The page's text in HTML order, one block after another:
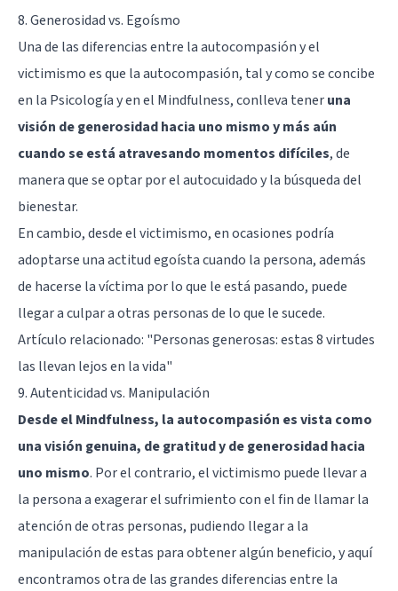
8. Generosidad vs. Egoísmo
Una de las diferencias entre la autocompasión y el
victimismo es que la autocompasión, tal y como se concibe
en la Psicología y en el Mindfulness, conlleva teneruna
visión de generosidad hacia uno mismo y más aún
cuando se está atravesando momentos difíciles, de
manera que se optar por el autocuidado y la búsqueda del
bienestar.
En cambio, desde el victimismo, en ocasiones podría
adoptarse una actitud egoísta cuando la persona, además
de hacerse la víctima por lo que le está pasando, puede
llegar a culpar a otras personas de lo que le sucede.
Artículo relacionado: "Personas generosas: estas 8 virtudes
las llevan lejos en la vida"
9. Autenticidad vs. Manipulación
Desde el Mindfulness, la autocompasión es vista como
una visión genuina, de gratitud y de generosidad hacia
uno mismo. Por el contrario, el victimismo puede llevar a
la persona a exagerar el sufrimiento con el fin de llamar la
atención de otras personas, pudiendo llegar a la
manipulación de estas para obtener algún beneficio, y aquí
encontramos otra de las grandes diferencias entre la